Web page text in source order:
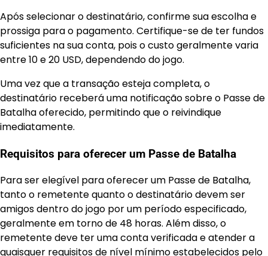
Após selecionar o destinatário, confirme sua escolha e
prossiga para o pagamento. Certifique-se de ter fundos
suficientes na sua conta, pois o custo geralmente varia
entre 10 e 20 USD, dependendo do jogo.
Uma vez que a transação esteja completa, o
destinatário receberá uma notificação sobre o Passe de
Batalha oferecido, permitindo que o reivindique
imediatamente.
Requisitos para oferecer um Passe de Batalha
Para ser elegível para oferecer um Passe de Batalha,
tanto o remetente quanto o destinatário devem ser
amigos dentro do jogo por um período especificado,
geralmente em torno de 48 horas. Além disso, o
remetente deve ter uma conta verificada e atender a
quaisquer requisitos de nível mínimo estabelecidos pelo